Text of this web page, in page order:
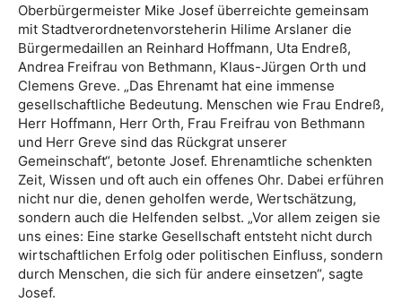
Oberbürgermeister Mike Josef überreichte gemeinsam
mit Stadtverordnetenvorsteherin Hilime Arslaner die
Bürgermedaillen an Reinhard Hoffmann, Uta Endreß,
Andrea Freifrau von Bethmann, Klaus-Jürgen Orth und
Clemens Greve. „Das Ehrenamt hat eine immense
gesellschaftliche Bedeutung. Menschen wie Frau Endreß,
Herr Hoffmann, Herr Orth, Frau Freifrau von Bethmann
und Herr Greve sind das Rückgrat unserer
Gemeinschaft“, betonte Josef. Ehrenamtliche schenkten
Zeit, Wissen und oft auch ein offenes Ohr. Dabei erführen
nicht nur die, denen geholfen werde, Wertschätzung,
sondern auch die Helfenden selbst. „Vor allem zeigen sie
uns eines: Eine starke Gesellschaft entsteht nicht durch
wirtschaftlichen Erfolg oder politischen Einfluss, sondern
durch Menschen, die sich für andere einsetzen“, sagte
Josef.